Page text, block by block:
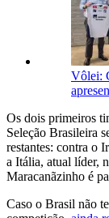
Vôlei:
Os dois primeiros
Seleção Brasileira
restantes: contra o
a Itália, atual líder,
Maracanãzinho é
Caso o Brasil não